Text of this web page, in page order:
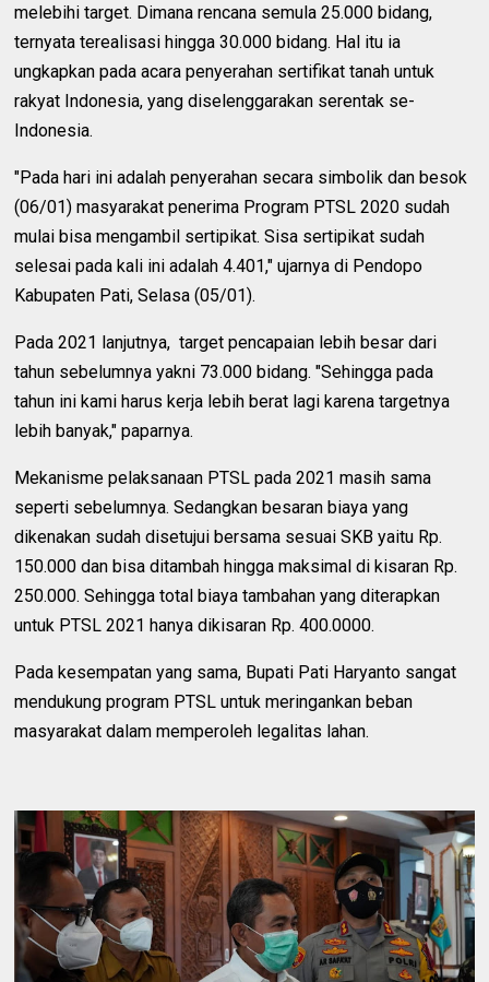
melebihi target. Dimana rencana semula 25.000 bidang,
ternyata terealisasi hingga 30.000 bidang. Hal itu ia
ungkapkan pada acara penyerahan sertifikat tanah untuk
rakyat Indonesia, yang diselenggarakan serentak se-
Indonesia.
"Pada hari ini adalah penyerahan secara simbolik dan besok
(06/01) masyarakat penerima Program PTSL 2020 sudah
mulai bisa mengambil sertipikat. Sisa sertipikat sudah
selesai pada kali ini adalah 4.401," ujarnya di Pendopo
Kabupaten Pati, Selasa (05/01).
Pada 2021 lanjutnya, target pencapaian lebih besar dari
tahun sebelumnya yakni 73.000 bidang. "Sehingga pada
tahun ini kami harus kerja lebih berat lagi karena targetnya
lebih banyak," paparnya.
Mekanisme pelaksanaan PTSL pada 2021 masih sama
seperti sebelumnya. Sedangkan besaran biaya yang
dikenakan sudah disetujui bersama sesuai SKB yaitu Rp.
150.000 dan bisa ditambah hingga maksimal di kisaran Rp.
250.000. Sehingga total biaya tambahan yang diterapkan
untuk PTSL 2021 hanya dikisaran Rp. 400.0000.
Pada kesempatan yang sama, Bupati Pati Haryanto sangat
mendukung program PTSL untuk meringankan beban
masyarakat dalam memperoleh legalitas lahan.